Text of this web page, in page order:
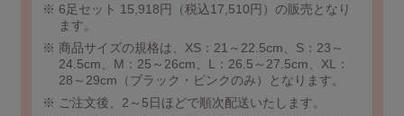
6足セット 15,918円（税込17,510円）の販売となり
ます。
商品サイズの規格は、XS：21～22.5cm、S：23～
24.5cm、M：25～26cm、L：26.5～27.5cm、XL：
28～29cm（ブラック・ピンクのみ）となります。
ご注文後、2～5日ほどで順次配送いたします。